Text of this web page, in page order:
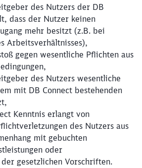
des Nutzers der DB
dass der Nutzer keinen
mehr besitzt (z.B. bei
Arbeitsverhältnisses),
gegen wesentliche Pflichten aus
des Nutzers wesentliche
mit DB Connect bestehenden
Kenntnis erlangt von
des Nutzers aus
mit gebuchten
oder
gesetzlichen Vorschriften.